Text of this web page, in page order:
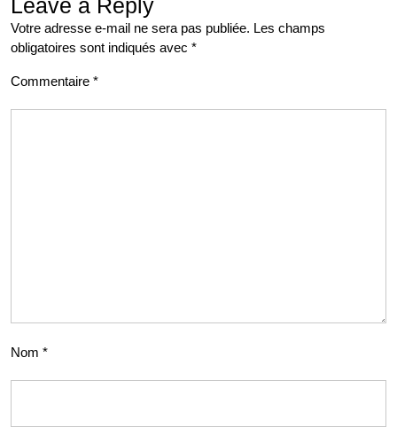
Leave a Reply
Votre adresse e-mail ne sera pas publiée. Les champs
obligatoires sont indiqués avec *
Commentaire *
Nom *